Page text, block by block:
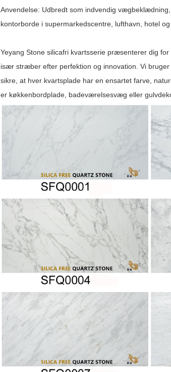
Anvendelse: Udbredt som indvendig
kontorborde i supermarkedscentre, lufthavn, hotel og
Yeyang Stone silicafri kvartsserie præsenterer dig
især stræber efter perfektion og innovation. Vi
sikre, at hver kvartsplade har en ensartet farve,
er køkkenbordplade, badeværelsesvæg eller